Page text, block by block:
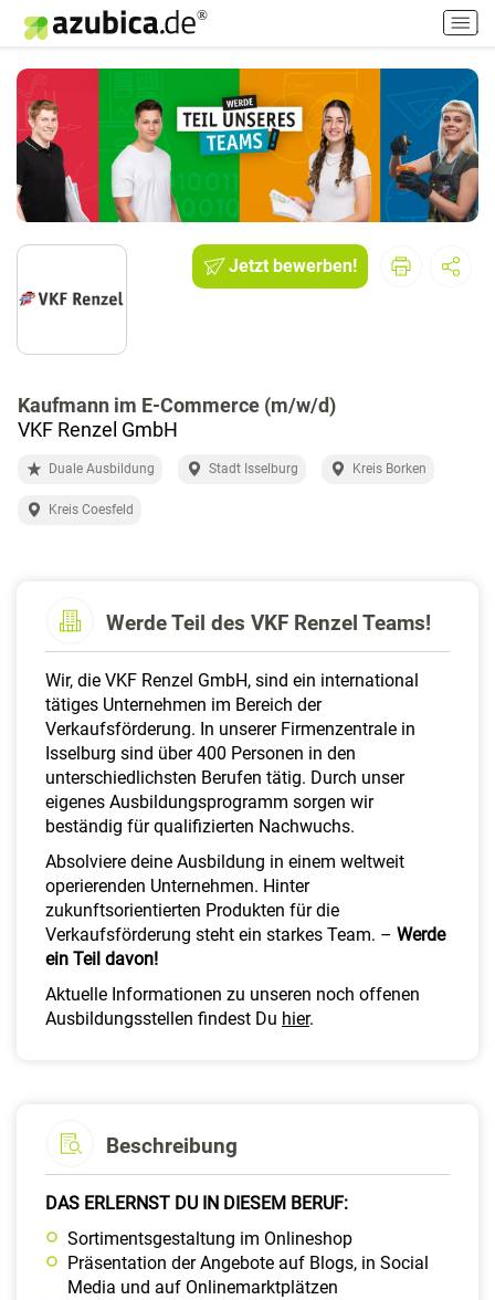
H
a
u
t
m
e
n
ü
i
Jetzt bewerben!
Kaufmann im E-Commerce (m/w/d)
VKF Renzel GmbH
Duale Ausbildung Stadt Isselburg Kreis Borken
Kreis Coesfeld
Werde Teil des VKF Renzel Teams!
Wir, die VKF Renzel GmbH, sind ein international
tätiges Unternehmen im Bereich der
Verkaufsförderung. In unserer Firmenzentrale in
Isselburg sind über 400 Personen in den
unterschiedlichsten Berufen tätig. Durch unser
eigenes Ausbildungsprogramm sorgen wir
beständig für qualifizierten Nachwuchs.
Absolviere deine Ausbildung in einem weltweit
operierenden Unternehmen. Hinter
zukunftsorientierten Produkten für die
Verkaufsförderung steht ein starkes Team. – Werde
ein Teil davon!
Aktuelle Informationen zu unseren noch offenen
Ausbildungsstellen findest Du hier.
Beschreibung
DAS ERLERNST DU IN DIESEM BERUF:
Sortimentsgestaltung im Onlineshop
Präsentation der Angebote auf Blogs, in Social
Media und auf Onlinemarktplätzen